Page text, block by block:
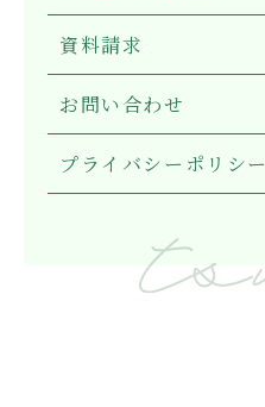
資料請求
お問い合わせ
プライバシーポリシー